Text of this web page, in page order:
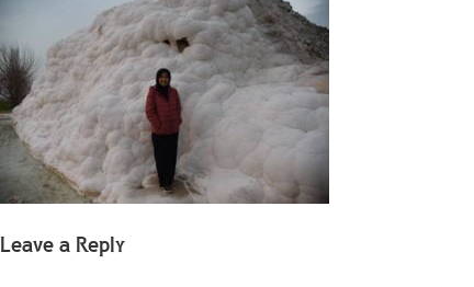
Leave a Reply